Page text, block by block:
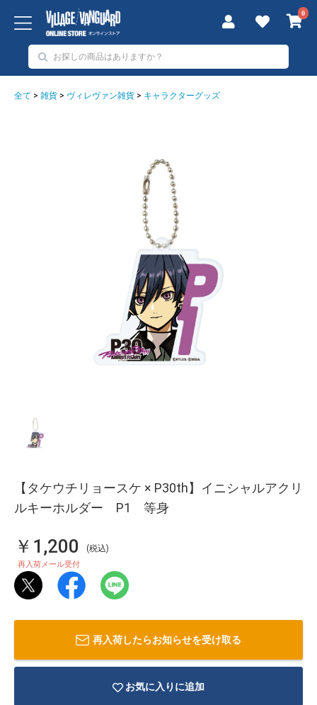
0
全て > 雑貨 > ヴィレヴァン雑貨 > キャラクターグッズ
【タケウチリョースケ × P30th】イニシャルアクリ
ルキーホルダー P1 等身
￥1,200 (税込)
再入荷メール受付
再入荷したらお知らせを受け取る
お気に入りに追加